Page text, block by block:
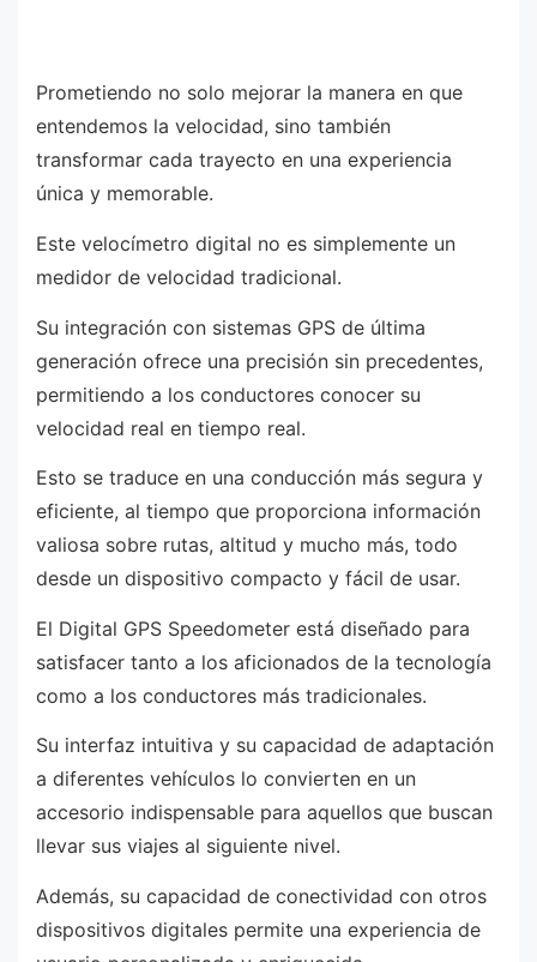
Prometiendo no solo mejorar la manera en que
entendemos la velocidad, sino también
transformar cada trayecto en una experiencia
única y memorable.
Este velocímetro digital no es simplemente un
medidor de velocidad tradicional.
Su integración con sistemas GPS de última
generación ofrece una precisión sin precedentes,
permitiendo a los conductores conocer su
velocidad real en tiempo real.
Esto se traduce en una conducción más segura y
eficiente, al tiempo que proporciona información
valiosa sobre rutas, altitud y mucho más, todo
desde un dispositivo compacto y fácil de usar.
El Digital GPS Speedometer está diseñado para
satisfacer tanto a los aficionados de la tecnología
como a los conductores más tradicionales.
Su interfaz intuitiva y su capacidad de adaptación
a diferentes vehículos lo convierten en un
accesorio indispensable para aquellos que buscan
llevar sus viajes al siguiente nivel.
Además, su capacidad de conectividad con otros
dispositivos digitales permite una experiencia de